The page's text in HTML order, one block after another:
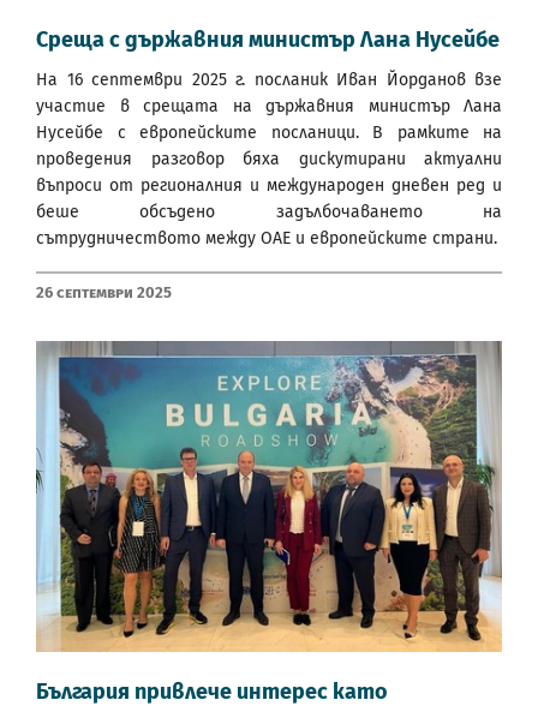
Среща с държавния министър Лана Нусейбе
На 16 септември 2025 г. посланик Иван Йорданов взе
участие в срещата на държавния министър Лана
Нусейбе с европейските посланици. В рамките на
проведения разговор бяха дискутирани актуални
въпроси от регионалния и международен дневен ред и
беше обсъдено задълбочаването на
сътрудничеството между ОАЕ и европейските страни.
26 Септември 2025
България привлече интерес като